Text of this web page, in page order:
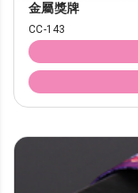
金屬獎牌
CC-143